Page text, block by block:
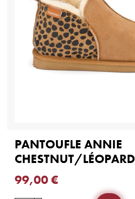
PANTOUFLE ANNIE
CHESTNUT/LÉOPARD
99,00 €